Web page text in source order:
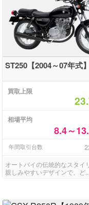
ST250【2004～07年式】
買取上限
相場平均
8.4～
年間取引台数
オートバイの伝統的なスタイ
親しみやすいデザインで、ど...